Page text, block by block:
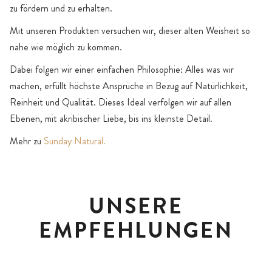
zu fördern und zu erhalten.
Mit unseren Produkten versuchen wir, dieser alten Weisheit so
nahe wie möglich zu kommen.
Dabei folgen wir einer einfachen Philosophie: Alles was wir
machen, erfüllt höchste Ansprüche in Bezug auf Natürlichkeit,
Reinheit und Qualität. Dieses Ideal verfolgen wir auf allen
Ebenen, mit akribischer Liebe, bis ins kleinste Detail.
Mehr zu Sunday Natural.
UNSERE
EMPFEHLUNGEN